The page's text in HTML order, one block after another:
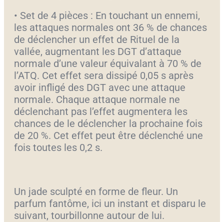
• Set de 4 pièces : En touchant un ennemi,
les attaques normales ont 36 % de chances
de déclencher un effet de Rituel de la
vallée, augmentant les DGT d’attaque
normale d’une valeur équivalant à 70 % de
l’ATQ. Cet effet sera dissipé 0,05 s après
avoir infligé des DGT avec une attaque
normale. Chaque attaque normale ne
déclenchant pas l’effet augmentera les
chances de le déclencher la prochaine fois
de 20 %. Cet effet peut être déclenché une
fois toutes les 0,2 s.
Un jade sculpté en forme de fleur. Un
parfum fantôme, ici un instant et disparu le
suivant, tourbillonne autour de lui.